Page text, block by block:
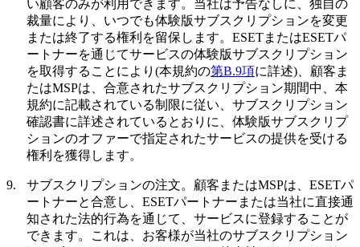
い顧客のみが利用できます。当社は予告なしに、独自の
裁量により、いつでも体験版サブスクリプションを変更
または終了する権利を留保します。ESETまたはESETパ
ートナーを通じてサービスの体験版サブスクリプション
を取得することにより(本規約の第B.9項に詳述)、顧客ま
たはMSPは、合意されたサブスクリプション期間中、本
規約に記載されている制限に従い、サブスクリプション
確認書に詳述されているとおりに、体験版サブスクリプ
ションのオファーで指定されたサービスの提供を受ける
権利を獲得します。
9. サブスクリプションの注文。 顧客またはMSPは、ESETパ
ートナーと合意し、ESETパートナーまたは当社に直接通
知された法的行為を通じて、サービスに登録することが
できます。これは、お客様が当社のサブスクリプション